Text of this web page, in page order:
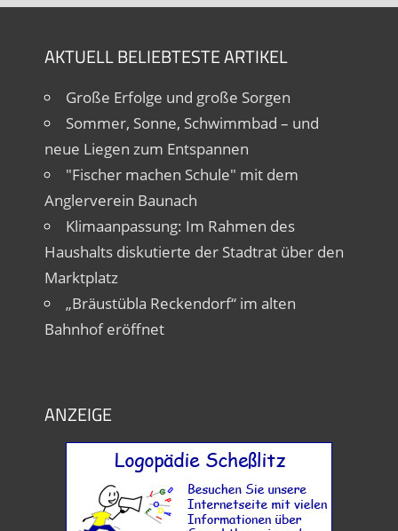
AKTUELL BELIEBTESTE ARTIKEL
Große Erfolge und große Sorgen
Sommer, Sonne, Schwimmbad – und
neue Liegen zum Entspannen
"Fischer machen Schule" mit dem
Anglerverein Baunach
Klimaanpassung: Im Rahmen des
Haushalts diskutierte der Stadtrat über den
Marktplatz
„Bräustübla Reckendorf“ im alten
Bahnhof eröffnet
ANZEIGE